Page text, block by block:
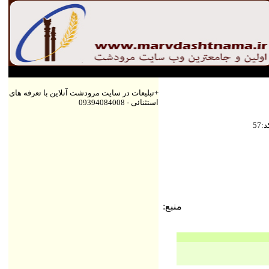
57
منبع:
+تبلیعات در سایت مرودشت آنلاین با تعرفه های
استثنائی - 09394084008